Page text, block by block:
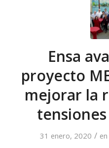
Ensa
proyecto
mejorar la
31 enero, 2020 / en